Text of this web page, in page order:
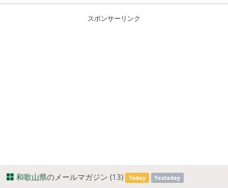
スポンサーリンク
和歌山県のメールマガジン (13) Today Yestaday